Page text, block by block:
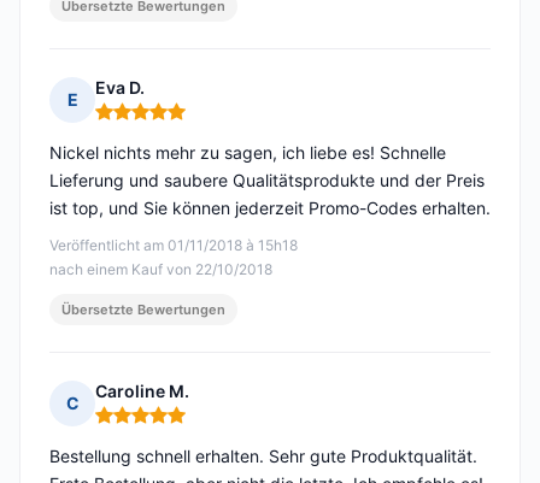
Übersetzte Bewertungen
E
Eva D.
Hinweis: 5 von 5
Veröffentlicht am 01/11/2018 à 15h18
nach einem Kauf von 22/10/2018
Nickel nichts mehr zu sagen, ich liebe es! Schnelle
Lieferung und saubere Qualitätsprodukte und der Preis
ist top, und Sie können jederzeit Promo-Codes erhalten.
Übersetzte Bewertungen
C
Caroline M.
Hinweis: 5 von 5
Bestellung schnell erhalten. Sehr gute Produktqualität.